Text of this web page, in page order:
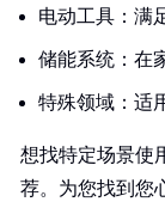
电动工具：满
储能系统：在
特殊领域：适
想找特定场景使
荐。为您找到您